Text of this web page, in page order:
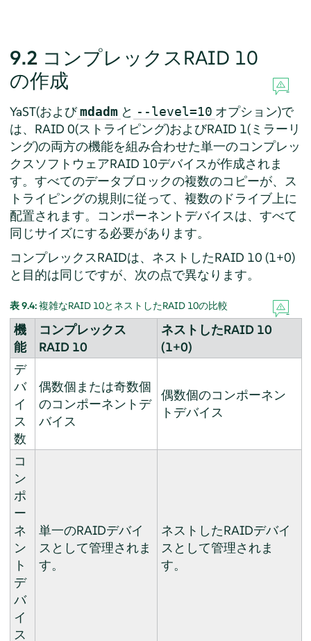
9.2 コンプレックスRAID 10
の作成
YaST(および mdadm と --level=10 オプション)で
は、RAID 0(ストライピング)およびRAID 1(ミラーリ
ング)の両方の機能を組み合わせた単一のコンプレッ
クスソフトウェアRAID 10デバイスが作成されま
す。すべてのデータブロックの複数のコピーが、ス
トライピングの規則に従って、複数のドライブ上に
配置されます。コンポーネントデバイスは、すべて
同じサイズにする必要があります。
コンプレックスRAIDは、ネストしたRAID 10 (1+0)
と目的は同じですが、次の点で異なります。
表 9.4:複雑なRAID 10とネストしたRAID 10の比較
機
能
コンプレックス
RAID 10
ネストしたRAID 10
(1+0)
デ
バ
イ
ス
数
偶数個または奇数個
のコンポーネントデ
バイス
偶数個のコンポーネン
トデバイス
コ
ン
ポ
ー
ネ
ン
ト
デ
バ
イ
ス
単一のRAIDデバイ
スとして管理されま
す。
ネストしたRAIDデバイ
スとして管理されま
す。